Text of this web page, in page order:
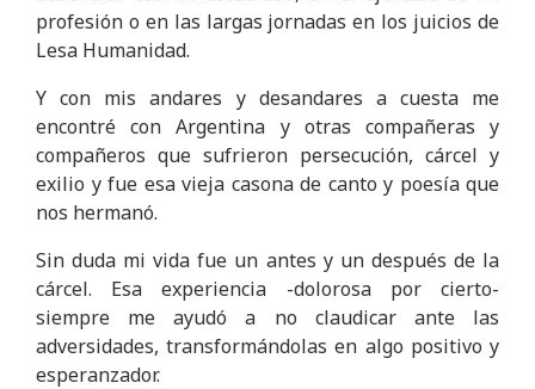
profesión o en las largas jornadas en los juicios de
Lesa Humanidad.
Y con mis andares y desandares a cuesta me
encontré con Argentina y otras compañeras y
compañeros que sufrieron persecución, cárcel y
exilio y fue esa vieja casona de canto y poesía que
nos hermanó.
Sin duda mi vida fue un antes y un después de la
cárcel. Esa experiencia -dolorosa por cierto-
siempre me ayudó a no claudicar ante las
adversidades, transformándolas en algo positivo y
esperanzador.